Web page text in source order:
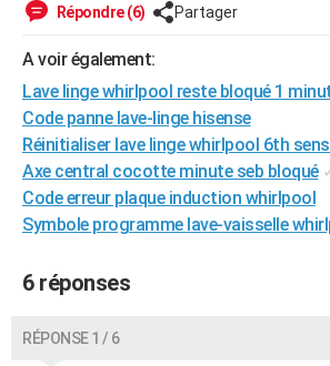
Alimentation
Guide de la santé
Maladies
Médicaments
Sommeil
VOYAGE
Destinations
City break
Voyage nature
Voyage de noces
Forum
Climat
+PHOTO
GUIDES D'ACHAT
BONS PLANS
CARTE DE VOEUX
Dictionnaire
Biographies
Citations
Expressions
Proverbes
PROGRAMME TV
COPAINS D'AVANT
Répondre (6) Partager
A voir également:
Lave linge whirlpool reste bloqué 1
Code panne lave-linge hisense
Réinitialiser lave linge whirlpool 6th
Axe central cocotte minute seb bloqué
Code erreur plaque induction whirlpool
Symbole programme lave-vaisselle
6 réponses
RÉPONSE 1 / 6